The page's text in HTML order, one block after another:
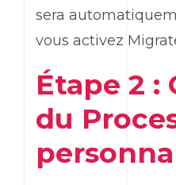
sera
vous activez
Étape 2 :
du